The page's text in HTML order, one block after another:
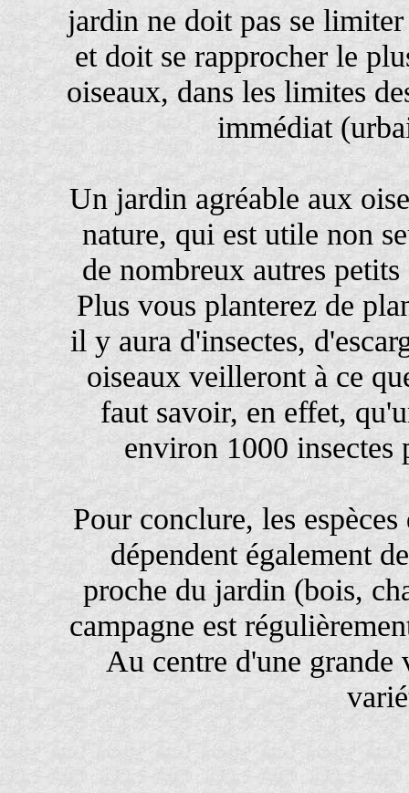
jardin ne doit pas se
et doit se rapprocher le
oiseaux, dans les limites
immédiat
Un jardin agréable aux
nature, qui est utile non
de nombreux autres
Plus vous planterez de
il y aura d'insectes,
oiseaux veilleront à ce
faut savoir, en effet,
environ 1000 insectes
Pour conclure, les
dépendent également
proche du jardin (bois,
campagne est
Au centre d'une